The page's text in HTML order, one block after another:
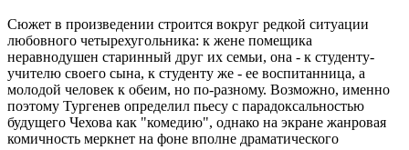
Сюжет в произведении строится вокруг редкой ситуации
любовного четырехугольника: к жене помещика
неравнодушен старинный друг их семьи, она - к студенту-
учителю своего сына, к студенту же - ее воспитанница, а
молодой человек к обеим, но по-разному. Возможно, именно
поэтому Тургенев определил пьесу с парадоксальностью
будущего Чехова как "комедию", однако на экране жанровая
комичность меркнет на фоне вполне драматического